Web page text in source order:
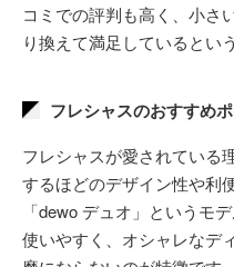
コミでの評判も高く、小さ
り換えて満足しているとい
フレシャスのおすすめ
フレシャスが愛されている
するほどのデザイン性や利
「dewo デュオ」というモ
使いやすく、オシャレなデ